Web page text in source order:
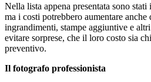
Nella lista appena presentata sono
ma i costi potrebbero aumentare anche
ingrandimenti, stampe aggiuntive e
evitare sorprese, che il loro costo sia
preventivo.
Il fotografo professionista